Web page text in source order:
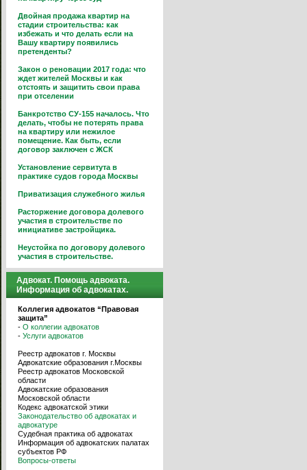
Двойная продажа квартир на
стадии строительства: как
избежать и что делать если на
Вашу квартиру появились
претенденты?
Закон о реновации 2017 года: что
ждет жителей Москвы и как
отстоять и защитить свои права
при отселении
Банкротство СУ-155 началось. Что
делать, чтобы не потерять права
на квартиру или нежилое
помещение. Как быть, если
договор заключен с ЖСК
Установление сервитута в
практике судов города Москвы
Приватизация служебного жилья
Расторжение договора долевого
участия в строительстве по
инициативе застройщика.
Неустойка по договору долевого
участия в строительстве.
Адвокат. Помощь адвоката.
Информация об адвокатах.
Коллегия адвокатов “Правовая
защита”
- О коллегии адвокатов
- Услуги адвокатов
Реестр адвокатов г. Москвы
Адвокатские образования г.Москвы
Реестр адвокатов Московской
области
Адвокатские образования
Московской области
Кодекс адвокатской этики
Законодательство об адвокатах и
адвокатуре
Судебная практика об адвокатах
Информация об адвокатских палатах
субъектов РФ
Вопросы-ответы